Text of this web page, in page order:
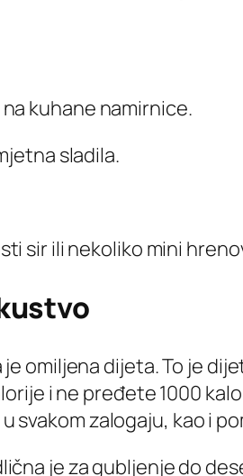
kuhane namirnice.
sladila.
sir ili nekoliko mini
omiljena dijeta. To je
i ne pređete 1000
svakom zalogaju, kao i
je za gubljenje do